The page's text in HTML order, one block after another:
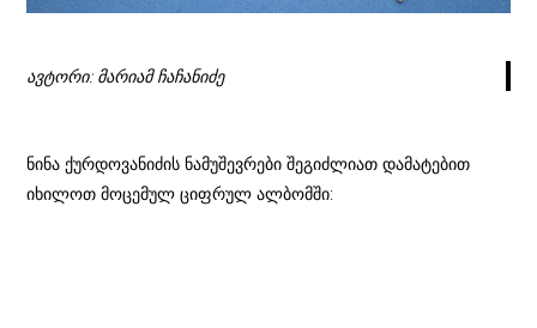
ავტორი: მარიამ ჩაჩანიძე
ნინა ქურდოვანიძის ნამუშევრები შეგიძლიათ დამატებით
იხილოთ მოცემულ ციფრულ ალბომში: